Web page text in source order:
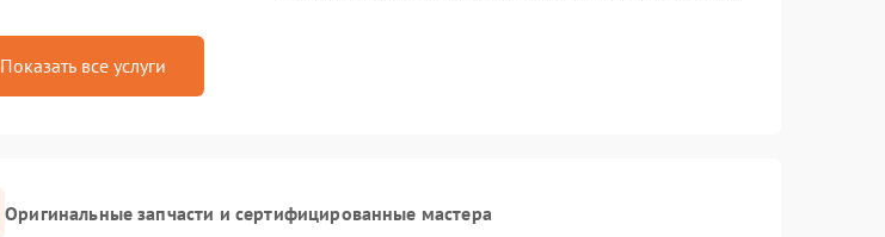
Показать все услуги
Оригинальные запчасти и сертифицированные мастера